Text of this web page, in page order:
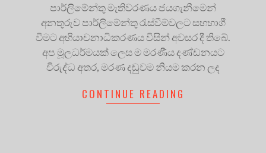
පාර්ලිමේන්තු මැතිවරණය ජයගැනීමෙන්
අනතුරුව පාර්ලිමේන්තු රැස්වීම්වලට සහභාගී
වීමට අභියාචනාධිකරණය විසින් අවසර දී තිබේ.
අප මූලධර්මයක් ලෙස ම මරණීය දණ්ඩනයට
විරුද්ධ අතර, මරණ දඬුවම නියම කරන ලද
CONTINUE READING